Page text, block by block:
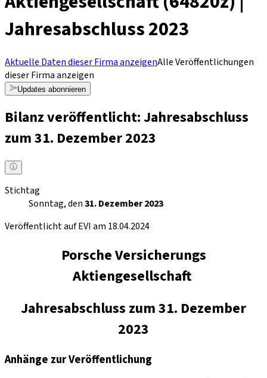
Jahresabschluss 2023
Aktuelle Daten dieser Firma anzeigenAlle Veröffentlichungen
dieser Firma anzeigen
Updates abonnieren
Bilanz veröffentlicht: Jahresabschluss
zum 31. Dezember 2023
Stichtag
Sonntag, den31. Dezember 2023
Veröffentlicht auf EVI am 18.04.2024
Porsche Versicherungs
Aktiengesellschaft
Jahresabschluss zum 31. Dezember
2023
Anhänge zur Veröffentlichung